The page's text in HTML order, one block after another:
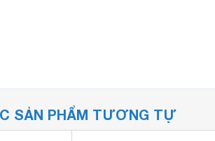
SẢN PHẨM TƯƠNG TỰ